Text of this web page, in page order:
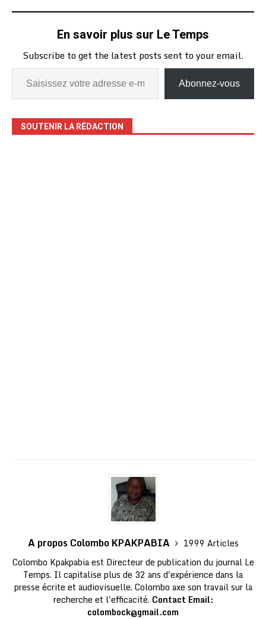
En savoir plus sur Le Temps
Subscribe to get the latest posts sent to your email.
Abonnez-vous
SOUTENIR LA RÉDACTION
A propos Colombo KPAKPABIA
1999 Articles
Colombo Kpakpabia est Directeur de publication du journal Le
Temps. Il capitalise plus de 32 ans d'expérience dans la
presse écrite et audiovisuelle. Colombo axe son travail sur la
recherche et l'efficacité. Contact Email:
colombock@gmail.com